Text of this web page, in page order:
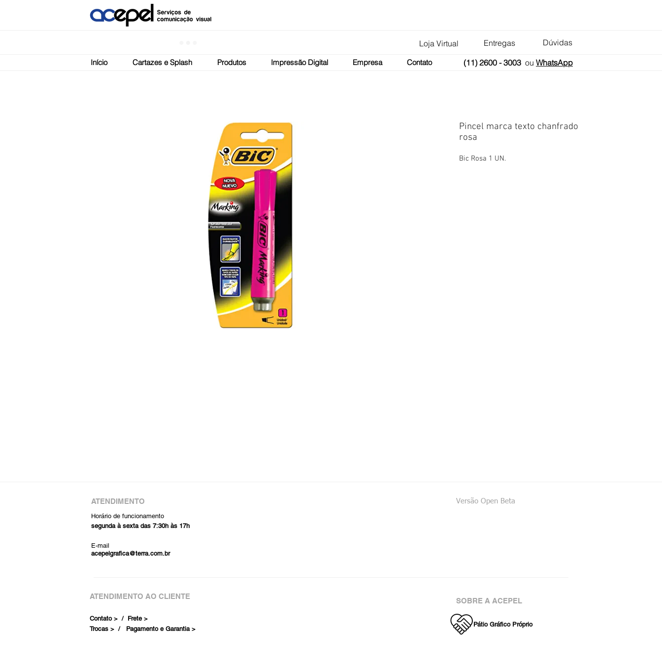
Loja Virtual Entregas Dúvidas
Pincel marca texto chanfrado
rosa
Bic Rosa 1 UN.
(11) 2600 - 3003 ou WhatsApp
Início Cartazes e Splash Produtos Impressão Digital Empresa Contato
ATENDIMENTO
Versão Open Beta
Horário de funcionamento
segunda à sexta das 7:30h às 17h
E-mail
acepelgrafica@terra.com.br
ATENDIMENTO AO CLIENTE
Contato > / Frete >
Trocas > / Pagamento e Garantia >
SOBRE A ACEPEL
Pátio Gráfico Próprio